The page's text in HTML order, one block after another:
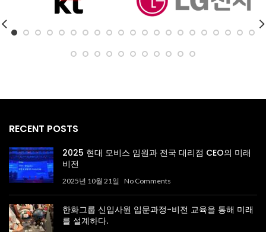
RECENT POSTS
2025 현대 모비스 임원과 전국 대리점 CEO의 미래
비전
2025년 10월 21일 No Comments
한화그룹 신입사원 입문과정-비전 교육을 통해 미래
를 설계하다.